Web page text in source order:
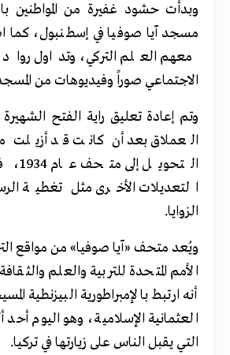
وبدأت حشود غفيرة من المواطنين
مسجد آيا صوفيا في إسطنبول، كما
معهم العلم التركي، وتداول
الاجتماعي صوراً وفيديوهات من
وتم إعادة تعليق راية الفتح
العملاق بعد أن كانت قد أزيلت من
التعديلات الأخرى مثل تغطية
الزوايا.
ويُعد متحف «آيا صوفيا» من مواقع
الأمم المتحدة للتربية والعلم
أنه ارتبط بالإمبراطورية البيزنطية
العثمانية الإسلامية، وهو اليوم أحد
التي يقبل الناس على زيارتها في تركيا.